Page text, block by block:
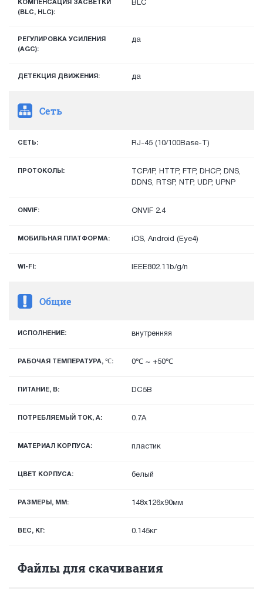
КОМПЕНСАЦИЯ ЗАСВЕТКИ
(BLC, HLC):
BLC
РЕГУЛИРОВКА УСИЛЕНИЯ
(AGC):
да
ДЕТЕКЦИЯ ДВИЖЕНИЯ: да
Сеть
СЕТЬ: RJ-45 (10/100Base-T)
ПРОТОКОЛЫ:
TCP/IP, HTTP, FTP, DHCP, DNS,
DDNS, RTSP, NTP, UDP, UPNP
ONVIF: ONVIF 2.4
МОБИЛЬНАЯ ПЛАТФОРМА: iOS, Android (Eye4)
WI-FI: IEEE802.11b/g/n
Общие
ИСПОЛНЕНИЕ: внутренняя
РАБОЧАЯ ТЕМПЕРАТУРА, ℃: 0℃ ~ +50℃
ПИТАНИЕ, В: DC5В
ПОТРЕБЛЯЕМЫЙ ТОК, А: 0.7A
МАТЕРИАЛ КОРПУСА: пластик
ЦВЕТ КОРПУСА: белый
РАЗМЕРЫ, ММ: 148х126х90мм
ВЕС, КГ: 0.145кг
Файлы для скачивания